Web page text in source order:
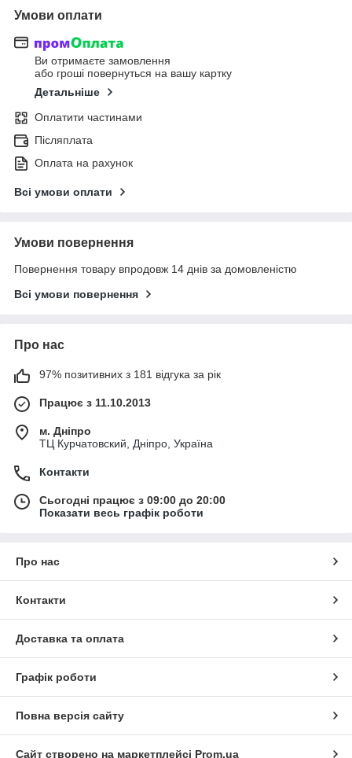
Умови оплати
Ви отримаєте замовлення
або гроші повернуться на вашу картку
Детальніше
Оплатити частинами
Післяплата
Оплата на рахунок
Всі умови оплати
Умови повернення
Повернення товару впродовж 14 днів за домовленістю
Всі умови повернення
Про нас
97% позитивних з 181 відгука за рік
Працює з 11.10.2013
м. Дніпро
ТЦ Курчатовский, Дніпро, Україна
Контакти
Сьогодні працює з 09:00 до 20:00
Показати весь графік роботи
Про нас
Контакти
Доставка та оплата
Графік роботи
Повна версія сайту
Сайт створено на маркетплейсі Prom.ua